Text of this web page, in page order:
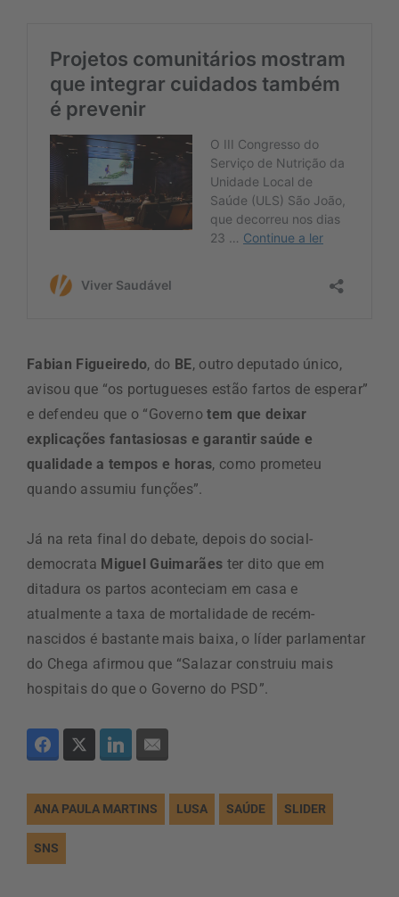
Fabian Figueiredo, do BE, outro deputado único,
avisou que “os portugueses estão fartos de esperar”
e defendeu que o “Governotem que deixar
explicações fantasiosas e garantir saúde e
qualidade a tempos e horas, como prometeu
quando assumiu funções”.
Já na reta final do debate, depois do social-
democrata Miguel Guimarães ter dito que em
ditadura os partos aconteciam em casa e
atualmente a taxa de mortalidade de recém-
nascidos é bastante mais baixa, o líder parlamentar
do Chega afirmou que “Salazar construiu mais
hospitais do que o Governo do PSD”.
ANA PAULA MARTINS LUSA SAÚDE SLIDER
SNS